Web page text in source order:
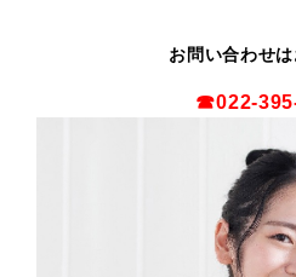
お問い合わせ
☎022-